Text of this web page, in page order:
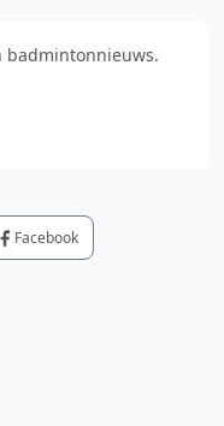
badmintonnieuws.
Facebook